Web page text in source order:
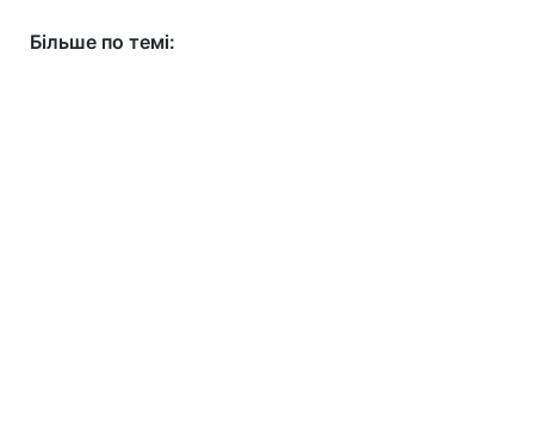
Більше по темі: